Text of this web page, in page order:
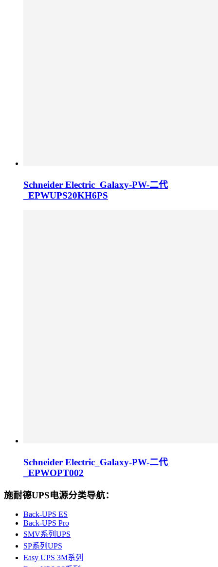
Schneider Electric_Galaxy-PW-二代
_EPWUPS20KH6PS
Schneider Electric_Galaxy-PW-二代
_EPWOPT002
施耐德UPS电源分类导航：
Back-UPS ES
Back-UPS Pro
SMV系列UPS
SP系列UPS
Easy UPS 3M系列